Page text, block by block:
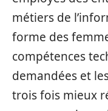
métiers de
forme des
compétences
demandées et
trois fois mieux